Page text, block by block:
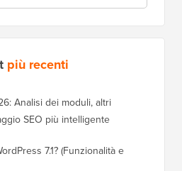
più recenti
Analisi dei moduli, altri
SEO più intelligente
7.1? (Funzionalità e